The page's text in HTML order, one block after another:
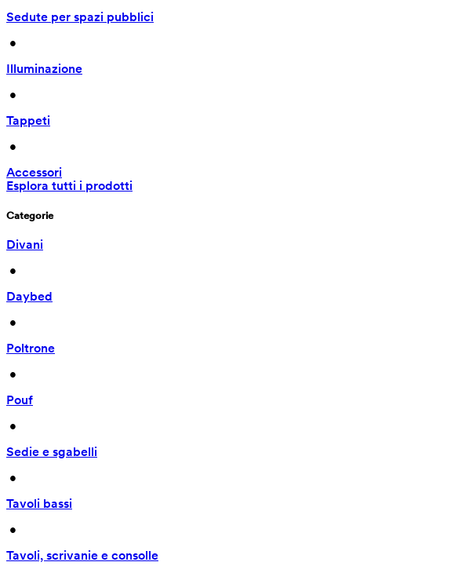
Sedute per spazi pubblici
•
Illuminazione
•
Tappeti
•
Accessori
Esplora tutti i prodotti
Categorie
Divani
•
Daybed
•
Poltrone
•
Pouf
•
Sedie e sgabelli
•
Tavoli bassi
•
Tavoli, scrivanie e consolle